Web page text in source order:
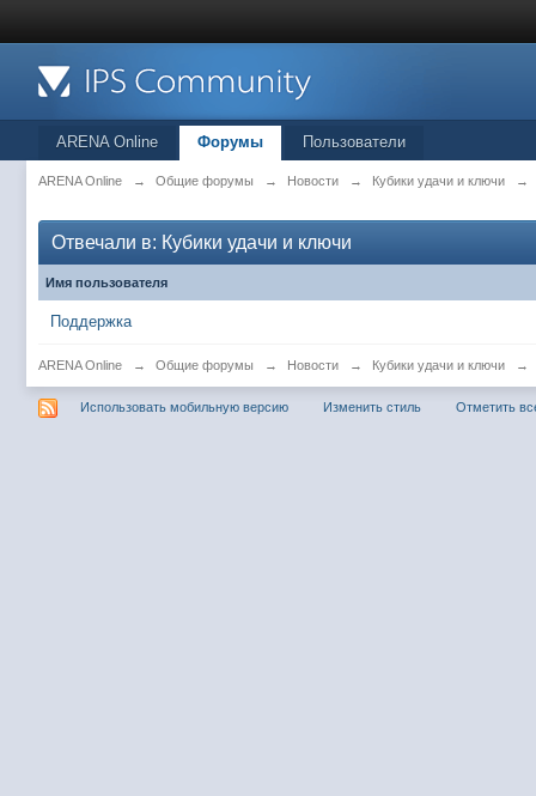
ARENA Online Форумы Пользователи
ARENA Online → Общие форумы → Новости → Кубики удачи и ключи →
Отвечали в: Кубики удачи и ключи
Имя пользователя
Поддержка
ARENA Online → Общие форумы → Новости → Кубики удачи и ключи →
Использовать мобильную версию Изменить стиль Отметить